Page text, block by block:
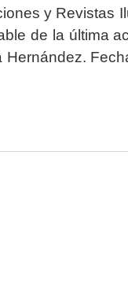
y Revistas
de la última
Hernández.